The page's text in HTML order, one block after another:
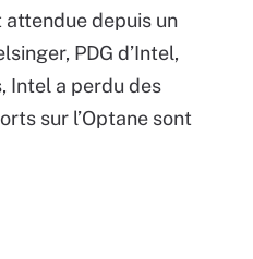
depuis un
PDG d’Intel,
Intel a perdu des
sur l’Optane sont